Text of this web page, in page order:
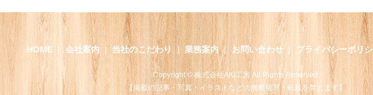
HOME 会社案内 当社のこだわり 業務案内 お問い合わせ プライバシーポリ
Copyright © 株式会社AKI工房 All Rights Reserved.
【掲載の記事・写真・イラストなどの無断複写・転載を禁じます】